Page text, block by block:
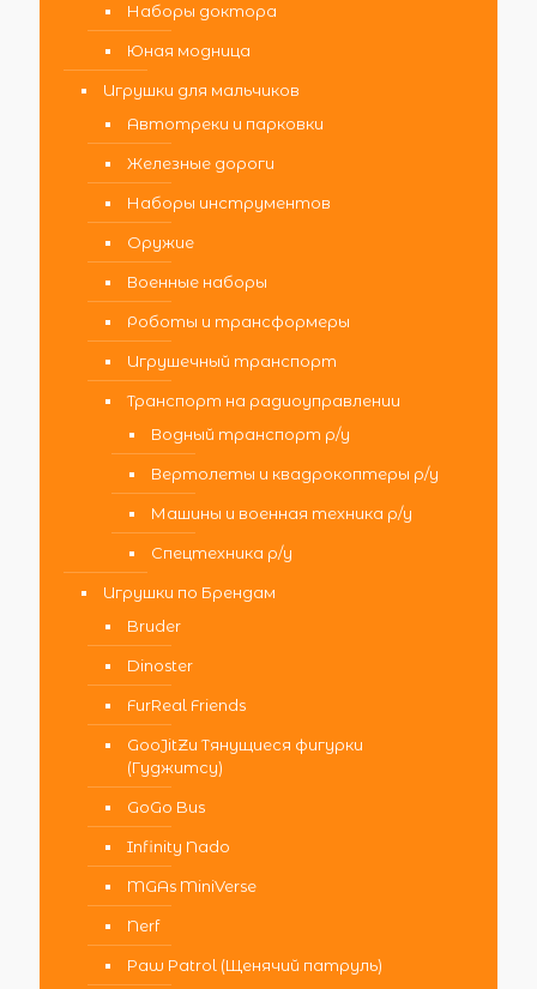
Наборы доктора
Юная модница
Игрушки для мальчиков
Автотреки и парковки
Железные дороги
Наборы инструментов
Оружие
Военные наборы
Роботы и трансформеры
Игрушечный транспорт
Транспорт на радиоуправлении
Водный транспорт р/у
Вертолеты и квадрокоптеры р/у
Машины и военная техника р/у
Спецтехника р/у
Игрушки по Брендам
Bruder
Dinoster
FurReal Friends
GooJitZu Тянущиеся фигурки
(Гуджитсу)
GoGo Bus
Infinity Nado
MGAs MiniVerse
Nerf
Paw Patrol (Щенячий патруль)